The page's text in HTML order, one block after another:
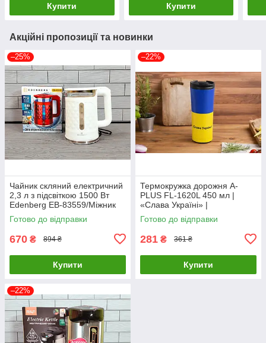
Купити Купити
Акційні пропозиції та новинки
–25%
Чайник скляний електричний
2,3 л з підсвіткою 1500 Вт
Edenberg EB-83559/Міжник
для дому
Готово до відправки
670 ₴ 894 ₴
Купити
–22%
Термокружка дорожня A-
PLUS FL-1620L 450 мл |
«Слава Україні» |
термочашка з кришкою,
термос для напоїв
Готово до відправки
281 ₴ 361 ₴
Купити
–22%